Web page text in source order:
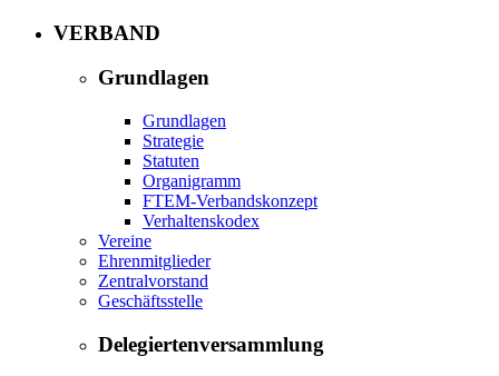
VERBAND
Grundlagen
Grundlagen
Strategie
Statuten
Organigramm
FTEM-Verbandskonzept
Verhaltenskodex
Vereine
Ehrenmitglieder
Zentralvorstand
Geschäftsstelle
Delegiertenversammlung